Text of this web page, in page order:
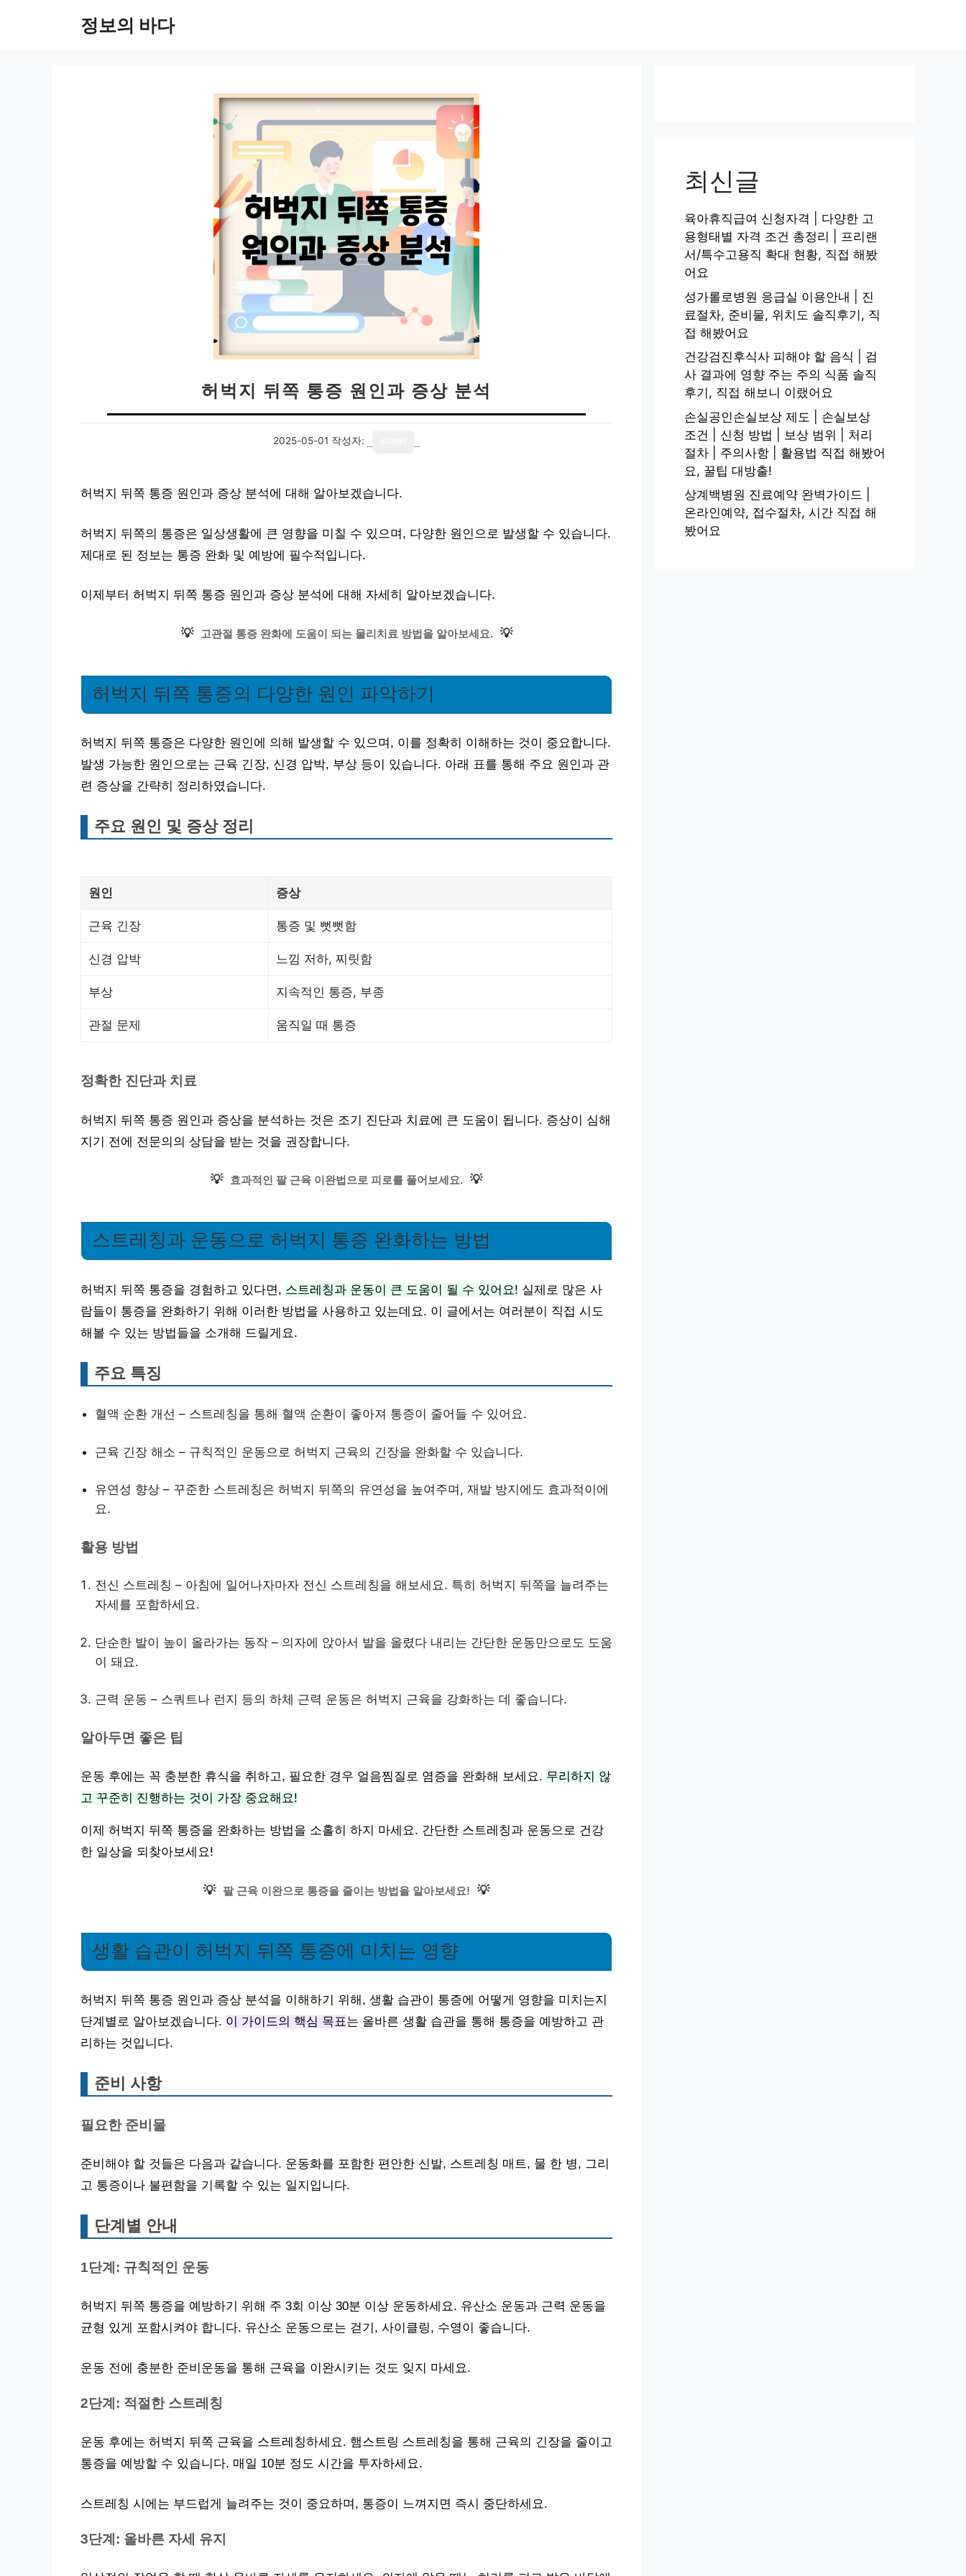
정보의 바다
허벅지 뒤쪽 통증 원인과 증상 분석
2025-05-01 작성자:
허벅지 뒤쪽 통증 원인과 증상 분석에 대해 알아보겠습니다.
허벅지 뒤쪽의 통증은 일상생활에 큰 영향을 미칠 수 있으며, 다양한 원인으로 발생할 수 있습니다.
제대로 된 정보는 통증 완화 및 예방에 필수적입니다.
이제부터 허벅지 뒤쪽 통증 원인과 증상 분석에 대해 자세히 알아보겠습니다.
💡 고관절 통증 완화에 도움이 되는 물리치료 방법을 알아보세요. 💡
허벅지 뒤쪽 통증의 다양한 원인 파악하기
허벅지 뒤쪽 통증은 다양한 원인에 의해 발생할 수 있으며, 이를 정확히 이해하는 것이 중요합니다.
발생 가능한 원인으로는 근육 긴장, 신경 압박, 부상 등이 있습니다. 아래 표를 통해 주요 원인과 관
련 증상을 간략히 정리하였습니다.
주요 원인 및 증상 정리
원인 증상
근육 긴장 통증 및 뻣뻣함
신경 압박 느낌 저하, 찌릿함
부상 지속적인 통증, 부종
관절 문제 움직일 때 통증
정확한 진단과 치료
허벅지 뒤쪽 통증 원인과 증상을 분석하는 것은 조기 진단과 치료에 큰 도움이 됩니다. 증상이 심해
지기 전에 전문의의 상담을 받는 것을 권장합니다.
💡 효과적인 팔 근육 이완법으로 피로를 풀어보세요. 💡
스트레칭과 운동으로 허벅지 통증 완화하는 방법
허벅지 뒤쪽 통증을 경험하고 있다면, 스트레칭과 운동이 큰 도움이 될 수 있어요! 실제로 많은 사
람들이 통증을 완화하기 위해 이러한 방법을 사용하고 있는데요. 이 글에서는 여러분이 직접 시도
해볼 수 있는 방법들을 소개해 드릴게요.
주요 특징
혈액 순환 개선 – 스트레칭을 통해 혈액 순환이 좋아져 통증이 줄어들 수 있어요.
근육 긴장 해소 – 규칙적인 운동으로 허벅지 근육의 긴장을 완화할 수 있습니다.
유연성 향상 – 꾸준한 스트레칭은 허벅지 뒤쪽의 유연성을 높여주며, 재발 방지에도 효과적이에
요.
활용 방법
전신 스트레칭 – 아침에 일어나자마자 전신 스트레칭을 해보세요. 특히 허벅지 뒤쪽을 늘려주는
자세를 포함하세요.
단순한 발이 높이 올라가는 동작 – 의자에 앉아서 발을 올렸다 내리는 간단한 운동만으로도 도움
이 돼요.
근력 운동 – 스쿼트나 런지 등의 하체 근력 운동은 허벅지 근육을 강화하는 데 좋습니다.
알아두면 좋은 팁
운동 후에는 꼭 충분한 휴식을 취하고, 필요한 경우 얼음찜질로 염증을 완화해 보세요. 무리하지 않
고 꾸준히 진행하는 것이 가장 중요해요!
이제 허벅지 뒤쪽 통증을 완화하는 방법을 소홀히 하지 마세요. 간단한 스트레칭과 운동으로 건강
한 일상을 되찾아보세요!
💡 팔 근육 이완으로 통증을 줄이는 방법을 알아보세요! 💡
생활 습관이 허벅지 뒤쪽 통증에 미치는 영향
허벅지 뒤쪽 통증 원인과 증상 분석을 이해하기 위해, 생활 습관이 통증에 어떻게 영향을 미치는지
단계별로 알아보겠습니다. 이 가이드의 핵심 목표는 올바른 생활 습관을 통해 통증을 예방하고 관
리하는 것입니다.
준비 사항
필요한 준비물
준비해야 할 것들은 다음과 같습니다. 운동화를 포함한 편안한 신발, 스트레칭 매트, 물 한 병, 그리
고 통증이나 불편함을 기록할 수 있는 일지입니다.
단계별 안내
1단계: 규칙적인 운동
허벅지 뒤쪽 통증을 예방하기 위해 주 3회 이상 30분 이상 운동하세요. 유산소 운동과 근력 운동을
균형 있게 포함시켜야 합니다. 유산소 운동으로는 걷기, 사이클링, 수영이 좋습니다.
운동 전에 충분한 준비운동을 통해 근육을 이완시키는 것도 잊지 마세요.
2단계: 적절한 스트레칭
운동 후에는 허벅지 뒤쪽 근육을 스트레칭하세요. 햄스트링 스트레칭을 통해 근육의 긴장을 줄이고
통증을 예방할 수 있습니다. 매일 10분 정도 시간을 투자하세요.
스트레칭 시에는 부드럽게 늘려주는 것이 중요하며, 통증이 느껴지면 즉시 중단하세요.
3단계: 올바른 자세 유지
최신글
육아휴직급여 신청자격 | 다양한 고
용형태별 자격 조건 총정리 | 프리랜
서/특수고용직 확대 현황, 직접 해봤
어요
성가롤로병원 응급실 이용안내 | 진
료절차, 준비물, 위치도 솔직후기, 직
접 해봤어요
건강검진후식사 피해야 할 음식 | 검
사 결과에 영향 주는 주의 식품 솔직
후기, 직접 해보니 이랬어요
손실공인손실보상 제도 | 손실보상
조건 | 신청 방법 | 보상 범위 | 처리
절차 | 주의사항 | 활용법 직접 해봤어
요, 꿀팁 대방출!
상계백병원 진료예약 완벽가이드 |
온라인예약, 접수절차, 시간 직접 해
봤어요